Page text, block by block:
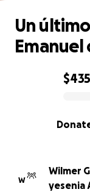
0% complete
$435
Un
W
Wilmer
yesenia